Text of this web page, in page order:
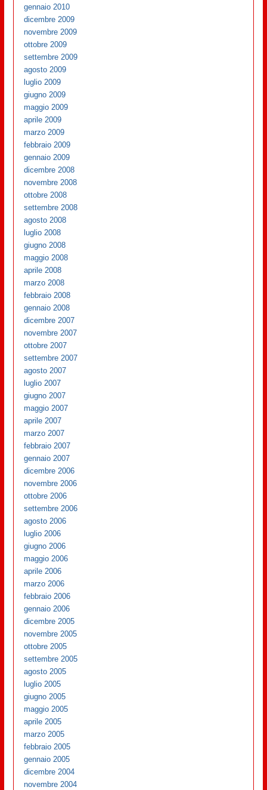
gennaio 2010
dicembre 2009
novembre 2009
ottobre 2009
settembre 2009
agosto 2009
luglio 2009
giugno 2009
maggio 2009
aprile 2009
marzo 2009
febbraio 2009
gennaio 2009
dicembre 2008
novembre 2008
ottobre 2008
settembre 2008
agosto 2008
luglio 2008
giugno 2008
maggio 2008
aprile 2008
marzo 2008
febbraio 2008
gennaio 2008
dicembre 2007
novembre 2007
ottobre 2007
settembre 2007
agosto 2007
luglio 2007
giugno 2007
maggio 2007
aprile 2007
marzo 2007
febbraio 2007
gennaio 2007
dicembre 2006
novembre 2006
ottobre 2006
settembre 2006
agosto 2006
luglio 2006
giugno 2006
maggio 2006
aprile 2006
marzo 2006
febbraio 2006
gennaio 2006
dicembre 2005
novembre 2005
ottobre 2005
settembre 2005
agosto 2005
luglio 2005
giugno 2005
maggio 2005
aprile 2005
marzo 2005
febbraio 2005
gennaio 2005
dicembre 2004
novembre 2004